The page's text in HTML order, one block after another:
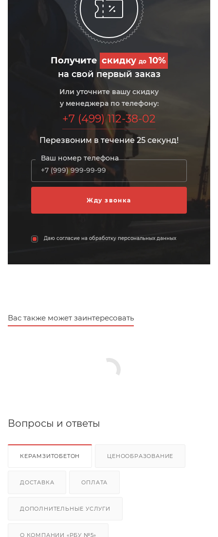
Получите скидку до10%
на свой первый заказ
Или уточните вашу скидку
у менеджера по телефону:
+7 (499) 112-38-02
Перезвоним в течение 25 секунд!
Ваш номер телефона
Даю согласие на обработку персональных данных
Вас также может заинтересовать
Вопросы и ответы
КЕРАМЗИТОБЕТОН ЦЕНООБРАЗОВАНИЕ
ДОСТАВКА ОПЛАТА
ДОПОЛНИТЕЛЬНЫЕ УСЛУГИ
О КОМПАНИИ «РБУ №5»